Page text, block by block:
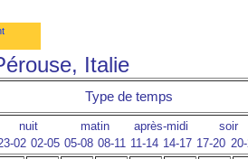
Italie
Type de temps
nuit matin après-midi
soir
02 02-05 05-08 08-11 11-14 14-17 17-20